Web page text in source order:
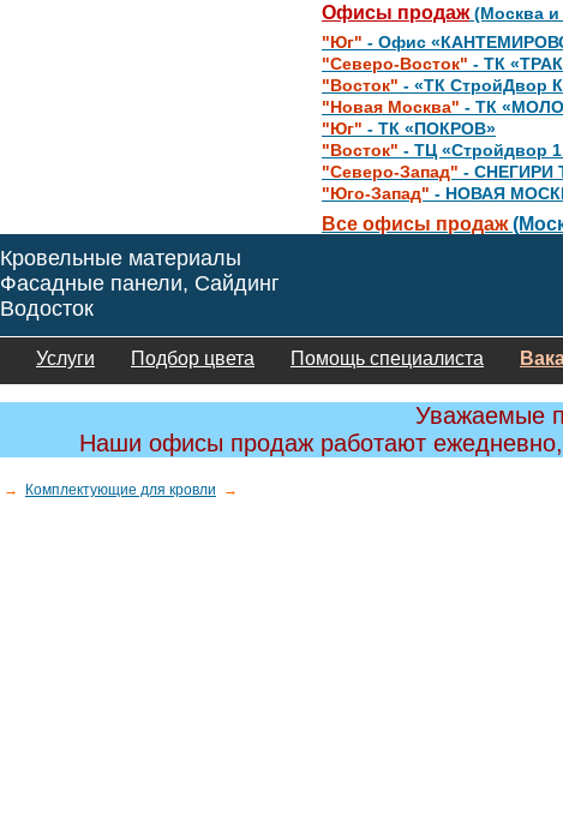
Офисы продаж(Москва и
"Юг" - Офис
"Северо-Восток" - ТК
"Восток" - «ТК СтройДвор
"Новая Москва" - ТК
"Юг" - ТК «ПОКРОВ»
"Восток" - ТЦ «Стройдвор
"Северо-Запад" - СНЕГИРИ
"Юго-Запад" - НОВАЯ
Все офисы продаж
Кровельные материалы
Фасадные панели, Сайдинг
Водосток
Услуги Подбор цвета Помощь специалиста
Уважаемые
Наши офисы продаж работают
→ Комплектующие для кровли →